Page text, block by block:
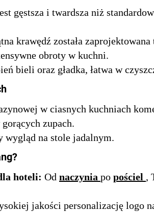
gęstsza i twardsza niż
krawędź została
obroty w kuchni.
bieli oraz gładka, łatwa w
w ciasnych kuchniach
zupach.
wygląd na stole jadalnym.
hoteli: Od naczynia po pościel ,
jakości personalizację logo